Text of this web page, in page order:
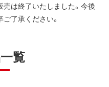
は終了いたしました。今後
了承ください。
覧